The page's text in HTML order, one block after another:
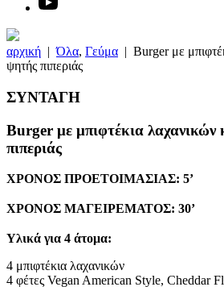
αρχική |Όλα, Γεύμα | Burger με
ψητής πιπεριάς
ΣΥΝΤΑΓΗ
Burger με μπιφτέκια λαχανικών
πιπεριάς
ΧΡΟΝΟΣ ΠΡΟΕΤΟΙΜΑΣΙΑΣ: 5’
ΧΡΟΝΟΣ ΜΑΓΕΙΡΕΜΑΤΟΣ: 30’
Υλικά για 4 άτομα:
4 μπιφτέκια λαχανικών
4 φέτες Vegan American Style, Cheddar